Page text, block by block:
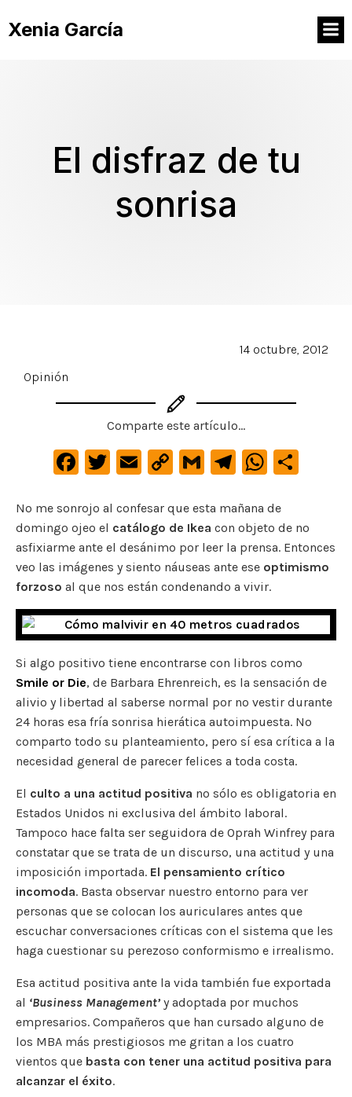
Xenia García
El disfraz de tu
sonrisa
14 octubre, 2012
Opinión
Comparte este artículo...
F
c
e
b
o
o
k
T
it
te
r
E
ai
l
C
p
y
Li
n
k
G
ai
l
Te
gr
a
m
W
at
s
A
p
p
ar
r
No me sonrojo al confesar que esta mañana de
domingo ojeo el catálogo de Ikea con objeto de no
asfixiarme ante el desánimo por leer la prensa. Entonces
veo las imágenes y siento náuseas ante ese optimismo
forzoso al que nos están condenando a vivir.
Si algo positivo tiene encontrarse con libros como
Smile or Die, de Barbara Ehrenreich, es la sensación de
alivio y libertad al saberse normal por no vestir durante
24 horas esa fría sonrisa hierática autoimpuesta. No
comparto todo su planteamiento, pero sí esa crítica a la
necesidad general de parecer felices a toda costa.
El culto a una actitud positiva no sólo es obligatoria en
Estados Unidos ni exclusiva del ámbito laboral.
Tampoco hace falta ser seguidora de Oprah Winfrey para
constatar que se trata de un discurso, una actitud y una
imposición importada. El pensamiento crítico
incomoda. Basta observar nuestro entorno para ver
personas que se colocan los auriculares antes que
escuchar conversaciones críticas con el sistema que les
haga cuestionar su perezoso conformismo e irrealismo.
Esa actitud positiva ante la vida también fue exportada
al ‘Business Management’ y adoptada por muchos
empresarios. Compañeros que han cursado alguno de
los MBA más prestigiosos me gritan a los cuatro
vientos que basta con tener una actitud positiva para
alcanzar el éxito.